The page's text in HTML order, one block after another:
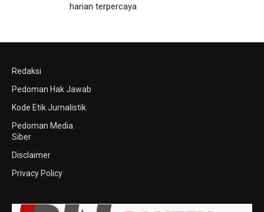
harian terpercaya
Redaksi
Pedoman Hak Jawab
Kode Etik Jurnalistik
Pedoman Media
Siber
Disclaimer
Privacy Policy